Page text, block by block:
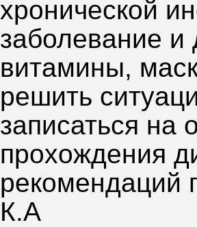
хронической
заболевание и
витамины,
решить
записаться на
прохождения
рекомендаций
К.А